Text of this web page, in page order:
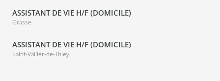
ASSISTANT DE VIE H/F (DOMICILE)
Grasse
ASSISTANT DE VIE H/F (DOMICILE)
Saint-Vallier-de-Thiey